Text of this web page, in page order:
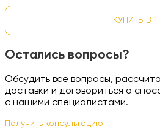
КУПИТЬ В 1
Остались вопросы?
Обсудить все вопросы,
доставки и договориться о
с нашими специалистами.
Получить консультацию